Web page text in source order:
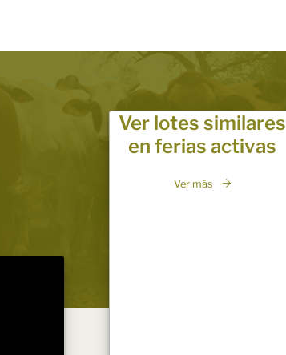
Ver lotes similares
en ferias activas
Ver más